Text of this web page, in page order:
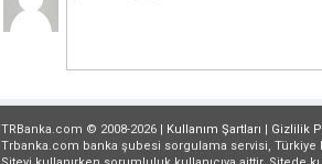
TRBanka.com © 2008-2026 | Kullanım Şartları | Gizlilik
Trbanka.com banka şubesi sorgulama servisi, Türkiye